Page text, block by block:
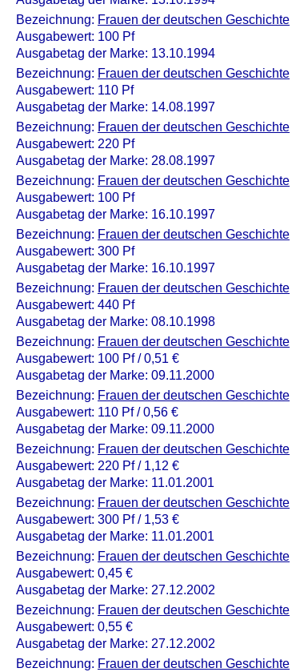
Bezeichnung: Frauen der deutschen Geschichte
Ausgabewert: 100 Pf
Ausgabetag der Marke: 13.10.1994
Bezeichnung: Frauen der deutschen Geschichte
Ausgabewert: 110 Pf
Ausgabetag der Marke: 14.08.1997
Bezeichnung: Frauen der deutschen Geschichte
Ausgabewert: 220 Pf
Ausgabetag der Marke: 28.08.1997
Bezeichnung: Frauen der deutschen Geschichte
Ausgabewert: 100 Pf
Ausgabetag der Marke: 16.10.1997
Bezeichnung: Frauen der deutschen Geschichte
Ausgabewert: 300 Pf
Ausgabetag der Marke: 16.10.1997
Bezeichnung: Frauen der deutschen Geschichte
Ausgabewert: 440 Pf
Ausgabetag der Marke: 08.10.1998
Bezeichnung: Frauen der deutschen Geschichte
Ausgabewert: 100 Pf / 0,51 €
Ausgabetag der Marke: 09.11.2000
Bezeichnung: Frauen der deutschen Geschichte
Ausgabewert: 110 Pf / 0,56 €
Ausgabetag der Marke: 09.11.2000
Bezeichnung: Frauen der deutschen Geschichte
Ausgabewert: 220 Pf / 1,12 €
Ausgabetag der Marke: 11.01.2001
Bezeichnung: Frauen der deutschen Geschichte
Ausgabewert: 300 Pf / 1,53 €
Ausgabetag der Marke: 11.01.2001
Bezeichnung: Frauen der deutschen Geschichte
Ausgabewert: 0,45 €
Ausgabetag der Marke: 27.12.2002
Bezeichnung: Frauen der deutschen Geschichte
Ausgabewert: 0,55 €
Ausgabetag der Marke: 27.12.2002
Bezeichnung: Frauen der deutschen Geschichte